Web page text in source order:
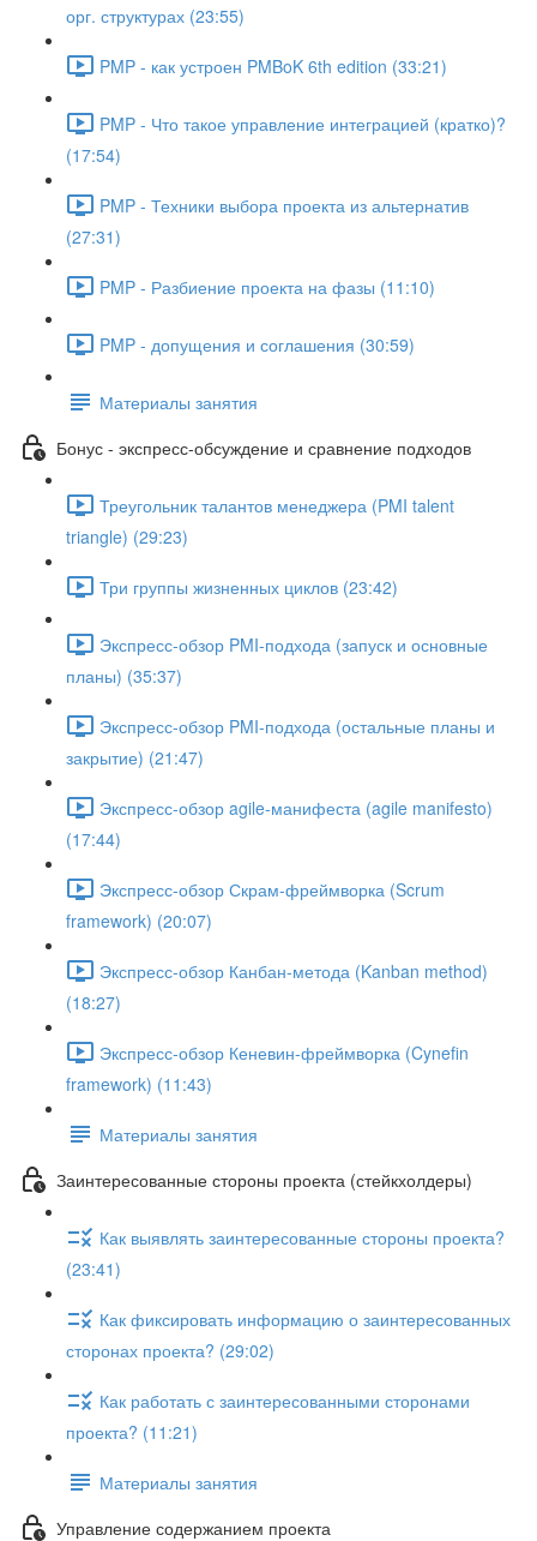
орг. структурах (23:55)
PMP - как устроен PMBoK 6th edition (33:21)
PMP - Что такое управление интеграцией (кратко)?
(17:54)
PMP - Техники выбора проекта из альтернатив
(27:31)
PMP - Разбиение проекта на фазы (11:10)
PMP - допущения и соглашения (30:59)
Материалы занятия
Бонус - экспресс-обсуждение и сравнение подходов
Треугольник талантов менеджера (PMI talent
triangle) (29:23)
Три группы жизненных циклов (23:42)
Экспресс-обзор PMI-подхода (запуск и основные
планы) (35:37)
Экспресс-обзор PMI-подхода (остальные планы и
закрытие) (21:47)
Экспресс-обзор agile-манифеста (agile manifesto)
(17:44)
Экспресс-обзор Скрам-фреймворка (Scrum
framework) (20:07)
Экспресс-обзор Канбан-метода (Kanban method)
(18:27)
Экспресс-обзор Кеневин-фреймворка (Cynefin
framework) (11:43)
Материалы занятия
Заинтересованные стороны проекта (стейкхолдеры)
Как выявлять заинтересованные стороны проекта?
(23:41)
Как фиксировать информацию о заинтересованных
сторонах проекта? (29:02)
Как работать с заинтересованными сторонами
проекта? (11:21)
Материалы занятия
Управление содержанием проекта